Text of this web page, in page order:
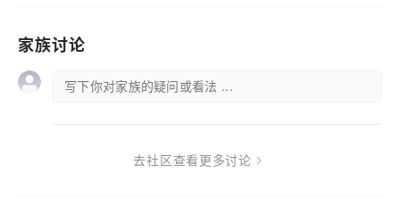
家族讨论
写下你对家族的疑问或看法 ...
去社区查看更多讨论